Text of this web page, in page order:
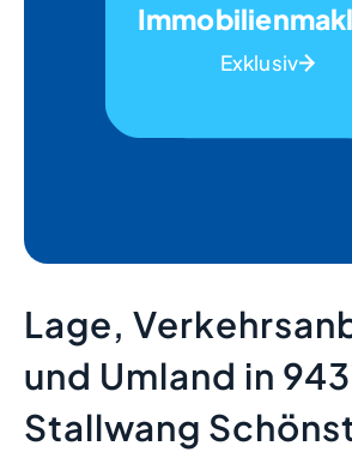
Exklusiv
Lage,
und Umland in
Stallwang